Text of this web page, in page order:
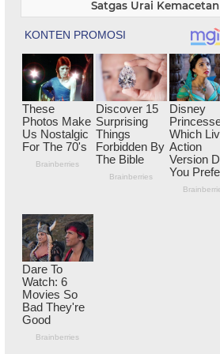
Satgas Urai Kemacetan